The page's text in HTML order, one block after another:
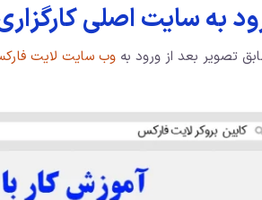
به سایت اصلی
تصویر بعد از ورود به وب سایت لایت